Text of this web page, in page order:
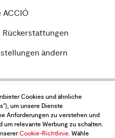
ACCIÓ
Rückerstattungen
ändern
Neuigkeiten auf
Cookies und ähnliche
um unsere Dienste
Anforderungen zu verstehen und
um relevante Werbung zu schalten.
Cookie-Richtlinie. Wähle